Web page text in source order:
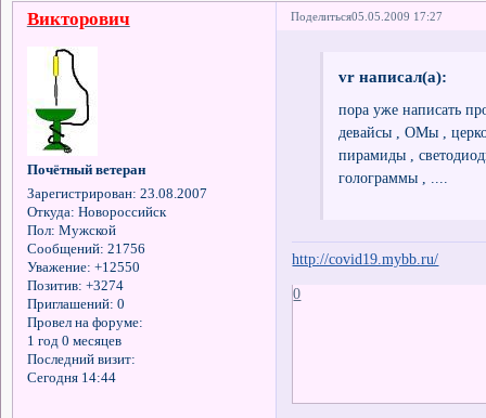
Поделиться05.05.2009 17:27
Викторович
Почётный ветеран
Зарегистрирован: 23.08.2007
Откуда: Новороссийск
Пол: Мужской
Сообщений: 21756
Уважение: +12550
Позитив: +3274
Приглашений: 0
Провел на форуме:
1 год 0 месяцев
Последний визит:
Сегодня 14:44
vr написал(а):
пора уже написать
девайсы , ОМы ,
пирамиды ,
голограммы , ....
http://covid19.mybb.ru/
0